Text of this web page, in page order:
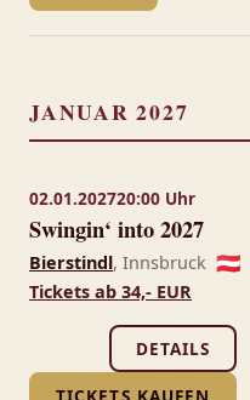
JANUAR 2027
02.01.202720:00 Uhr
Swingin‘ into 2027
Bierstindl, Innsbruck 🇦🇹
Tickets ab 34,- EUR
DETAILS